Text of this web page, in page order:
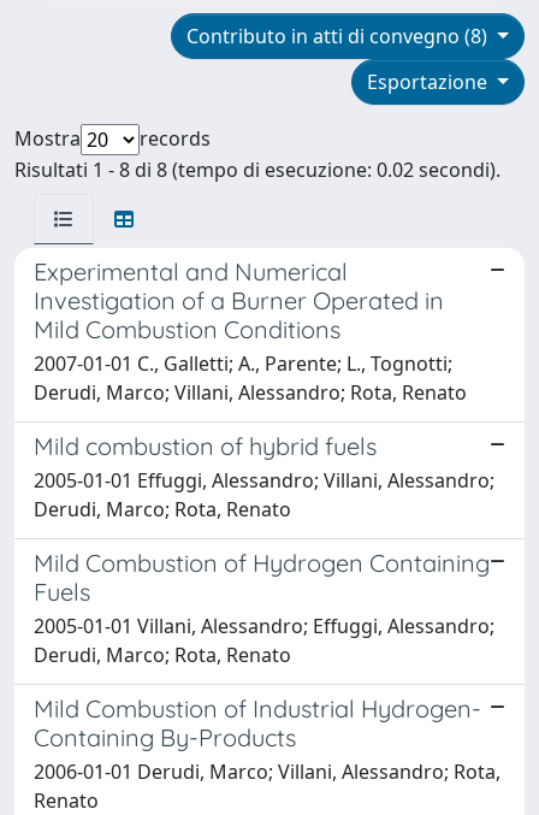
Contributo in atti di convegno (8)
Esportazione
Mostra
records
Risultati 1 - 8 di 8 (tempo di esecuzione: 0.02 secondi).
Experimental and Numerical
Investigation of a Burner Operated in
Mild Combustion Conditions
2007-01-01 C., Galletti; A., Parente; L., Tognotti;
Derudi, Marco; Villani, Alessandro; Rota, Renato
Mild combustion of hybrid fuels
2005-01-01 Effuggi, Alessandro; Villani, Alessandro;
Derudi, Marco; Rota, Renato
Mild Combustion of Hydrogen Containing
Fuels
2005-01-01 Villani, Alessandro; Effuggi, Alessandro;
Derudi, Marco; Rota, Renato
Mild Combustion of Industrial Hydrogen-
Containing By-Products
2006-01-01 Derudi, Marco; Villani, Alessandro; Rota,
Renato